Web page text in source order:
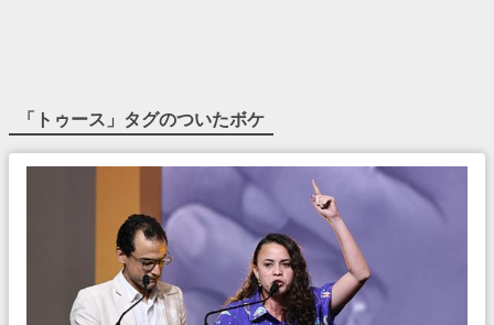
「 トゥース 」タグのついたボケ